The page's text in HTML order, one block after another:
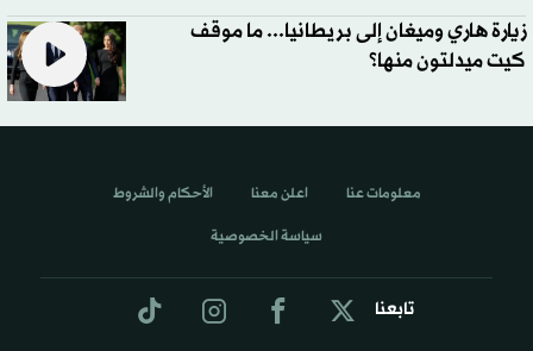
زيارة هاري وميغان إلى بريطانيا... ما موقف
كيت ميدلتون منها؟
تابعنا
معلومات عنا اعلن معنا الأحكام والشروط
سياسة الخصوصية